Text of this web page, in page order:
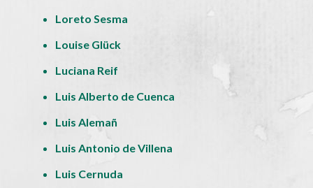
Loreto Sesma
Louise Glück
Luciana Reif
Luis Alberto de Cuenca
Luis Alemañ
Luis Antonio de Villena
Luis Cernuda